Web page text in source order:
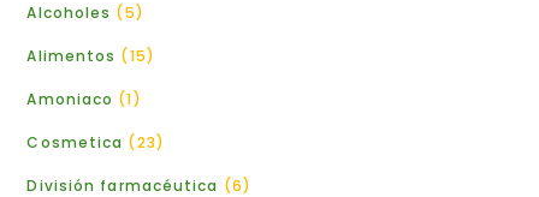
Alcoholes 5
Alimentos 15
Amoniaco 1
Cosmetica 23
División farmacéutica 6